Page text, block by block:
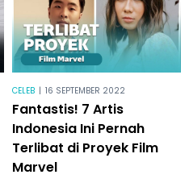
CELEB | 16 SEPTEMBER 2022
Fantastis! 7 Artis
Indonesia Ini Pernah
Terlibat di Proyek Film
Marvel